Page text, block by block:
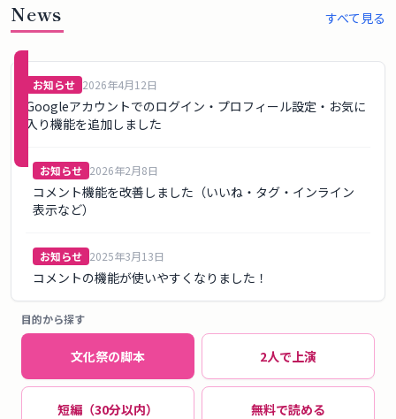
ン
新規
登録
（無
News すべて見る
お知らせ 2026年4月12日
Googleアカウントでのログイン・プロフィール設定・お気に
入り機能を追加しました
お知らせ 2026年2月8日
コメント機能を改善しました（いいね・タグ・インライン
表示など）
お知らせ 2025年3月13日
コメントの機能が使いやすくなりました！
目的から探す
文化祭の脚本 2人で上演
短編（30分以内） 無料で読める